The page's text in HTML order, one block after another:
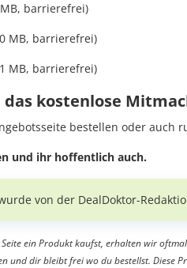
barrierefrei)
MB, barrierefrei)
MB, barrierefrei)
kostenlose
bestellen oder auch
und ihr hoffentlich auch.
von der DealDoktor-
ein Produkt kaufst, erhalten wir
und dir bleibt frei wo du bestellst. Diese